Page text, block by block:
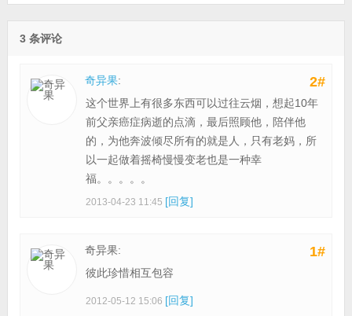
3 条评论
2#
奇异果:
这个世界上有很多东西可以过往云烟，想起10年
前父亲癌症病逝的点滴，最后照顾他，陪伴他
的，为他奔波倾尽所有的就是人，只有老妈，所
以一起做着摇椅慢慢变老也是一种幸
福。。。。。
2013-04-23 11:45 [回复]
1#
奇异果:
彼此珍惜相互包容
2012-05-12 15:06 [回复]